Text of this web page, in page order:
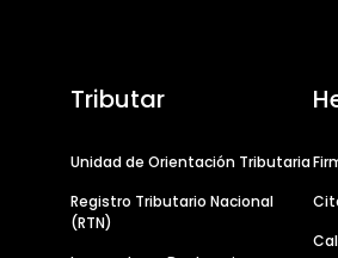
Tributar
Unidad de Orientación Tributaria
Registro Tributario Nacional
(RTN)